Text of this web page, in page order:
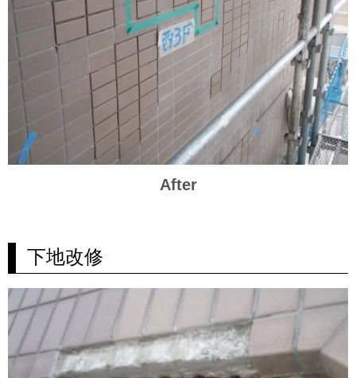
After
下地改修